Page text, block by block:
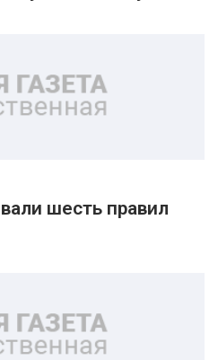
шесть правил